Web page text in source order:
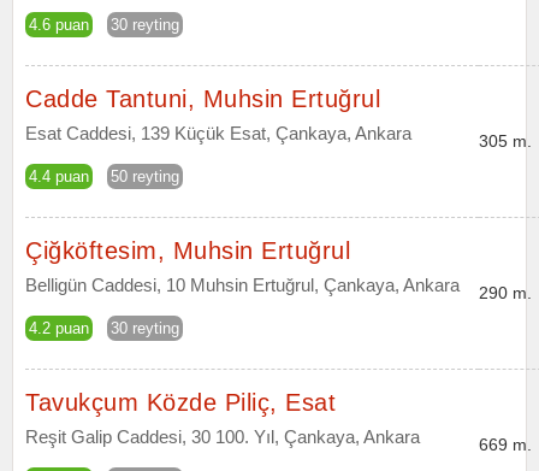
4.6 puan 30 reyting
Cadde Tantuni, Muhsin Ertuğrul
Esat Caddesi, 139 Küçük Esat, Çankaya, Ankara
4.4 puan 50 reyting
305 m.
Çiğköftesim, Muhsin Ertuğrul
Belligün Caddesi, 10 Muhsin Ertuğrul, Çankaya, Ankara
4.2 puan 30 reyting
290 m.
Tavukçum Közde Piliç, Esat
Reşit Galip Caddesi, 30 100. Yıl, Çankaya, Ankara 669 m.